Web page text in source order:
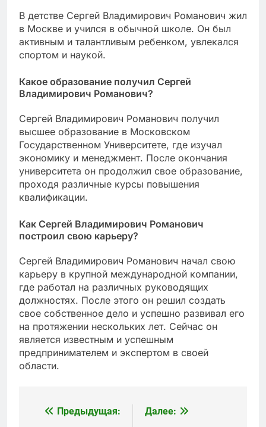
В детстве Сергей Владимирович Романович жил
в Москве и учился в обычной школе. Он был
активным и талантливым ребенком, увлекался
спортом и наукой.
Какое образование получил Сергей
Владимирович Романович?
Сергей Владимирович Романович получил
высшее образование в Московском
Государственном Университете, где изучал
экономику и менеджмент. После окончания
университета он продолжил свое образование,
проходя различные курсы повышения
квалификации.
Как Сергей Владимирович Романович
построил свою карьеру?
Сергей Владимирович Романович начал свою
карьеру в крупной международной компании,
где работал на различных руководящих
должностях. После этого он решил создать
свое собственное дело и успешно развивал его
на протяжении нескольких лет. Сейчас он
является известным и успешным
предпринимателем и экспертом в своей
области.
Навигация
Предыдущая:
Далее: